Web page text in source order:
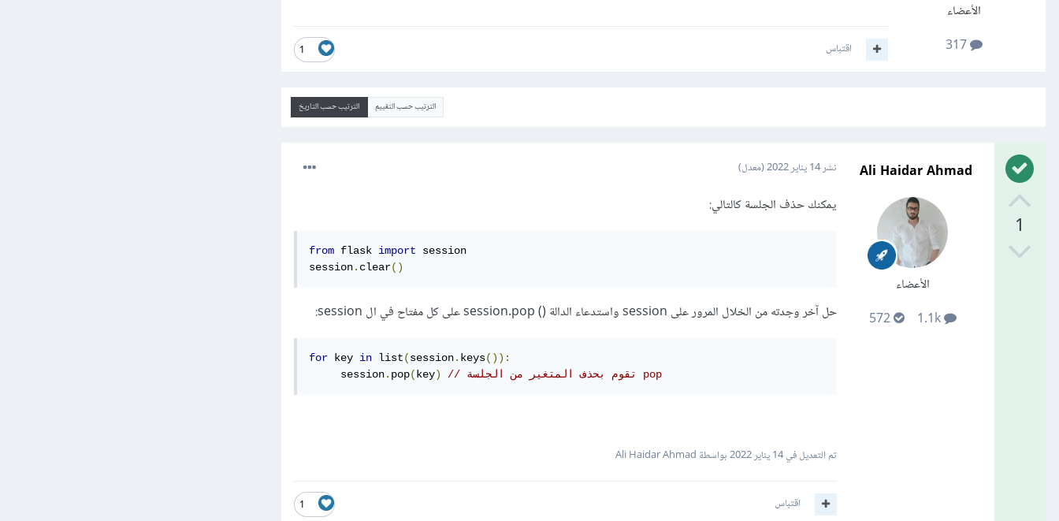
الأعضاء
317
1 اقتباس
الترتيب حسب التقييم الترتيب حسب التاريخ
1
Ali Haidar Ahmad
الأعضاء
1.1k
572
نشر14 يناير 2022 (معدل)
يمكنك حذف الجلسة كالتالي:
from flask import session
session. clear()
حل آخر وجدته من الخلال المرور على session واستدعاء الدالة () session.pop على كل مفتاح في ال session:
for key in list(session. keys()):
     session
. pop(key) // تقوم بحذف المتغير من الجلسة pop
تم التعديل في14 يناير 2022 بواسطة Ali Haidar Ahmad
1 اقتباس